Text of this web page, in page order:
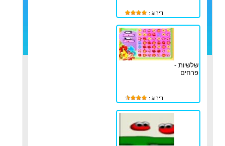
דירוג :
שלשיות -
פרחים
דירוג :